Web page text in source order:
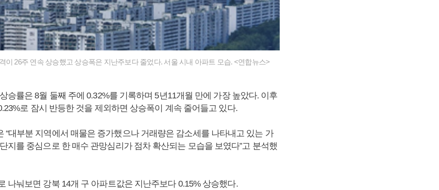
이 26주 연속 상승했고 상승폭은 지난주보다 줄었다. 서울 시내 아파트 모습. <연합뉴스>
승률은 8월 둘째 주에 0.32%를 기록하며 5년11개월 만에 가장 높았다. 이후
로 잠시 반등한 것을 제외하면 상승폭이 계속 줄어들고 있다.
“대부분 지역에서 매물은 증가했으나 거래량은 감소세를 나타내고 있는 가
지를 중심으로 한 매수 관망심리가 점차 확산되는 모습을 보였다”고 분석했
나눠보면 강북 14개 구 아파트값은 지난주보다 0.15% 상승했다.